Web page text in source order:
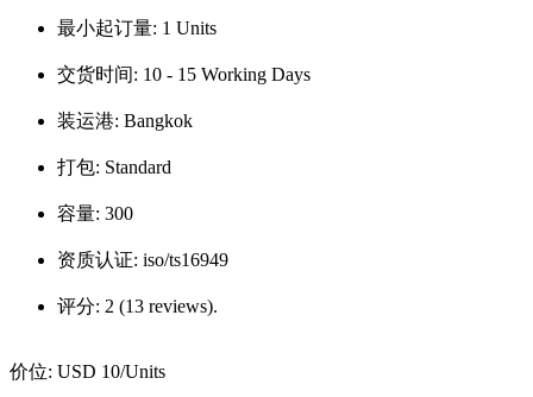
最小起订量: 1 Units
交货时间: 10 - 15 Working Days
装运港: Bangkok
打包: Standard
容量: 300
资质认证: iso/ts16949
评分: 2 (13 reviews).
价位: USD 10/Units